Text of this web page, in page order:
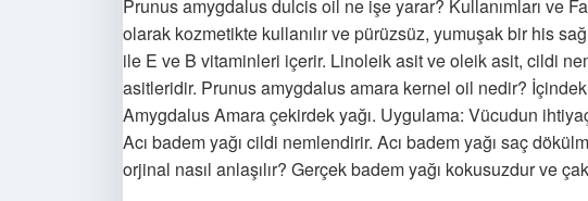
Prunus amygdalus dulcis oil ne işe yarar? Kullanımları ve
olarak kozmetikte kullanılır ve pürüzsüz, yumuşak bir his
ile E ve B vitaminleri içerir. Linoleik asit ve oleik asit, cildi
asitleridir. Prunus amygdalus amara kernel oil nedir?
Amygdalus Amara çekirdek yağı. Uygulama: Vücudun
Acı badem yağı cildi nemlendirir. Acı badem yağı saç
orjinal nasıl anlaşılır? Gerçek badem yağı kokusuzdur ve